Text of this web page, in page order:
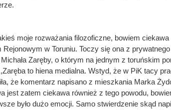
moje rozważania filozoficzne, bowiem
w Toruniu. Toczy się ona z
Zaręby, o którym na jednym z toruńskim
to hiena medialna. Wstyd, że w PiK tacy
że komentarz napisano z mieszkania Marka
jest zatem ciekawa również z tego powodu,
było dużo emocji. Samo stwierdzenie skąd